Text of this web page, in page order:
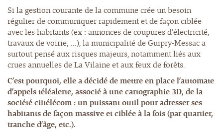
Si la gestion courante de la commune crée un besoin
régulier de communiquer rapidement et de façon ciblée
avec les habitants (ex : annonces de coupures d’électricité,
travaux de voirie, …), la municipalité de Guipry-Messac a
surtout pensé aux risques majeurs, notamment liés aux
crues annuelles de La Vilaine et aux feux de forêts.
C’est pourquoi, elle a décidé de mettre en place l’automate
d’appels téléalerte, associé à une cartographie 3D, de la
société ciitélécom : un puissant outil pour adresser ses
habitants de façon massive et ciblée à la fois (par quartier,
tranche d’âge, etc.).